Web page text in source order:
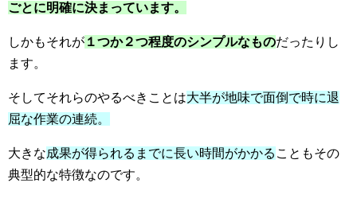
ごとに明確に決まっています。
しかもそれが １つか２つ程度のシンプルなものだったりし
ます。
そしてそれらのやるべきことは大半が地味で面倒で時に退
屈な作業の連続。
大きな成果が得られるまでに長い時間がかかる こともその
典型的な特徴なのです。